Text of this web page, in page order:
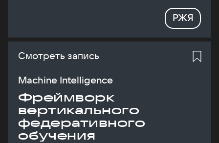
РЖЯ
Смотреть запись
Machine Intelligence
Фреймворк
вертикального
федеративного
обучения